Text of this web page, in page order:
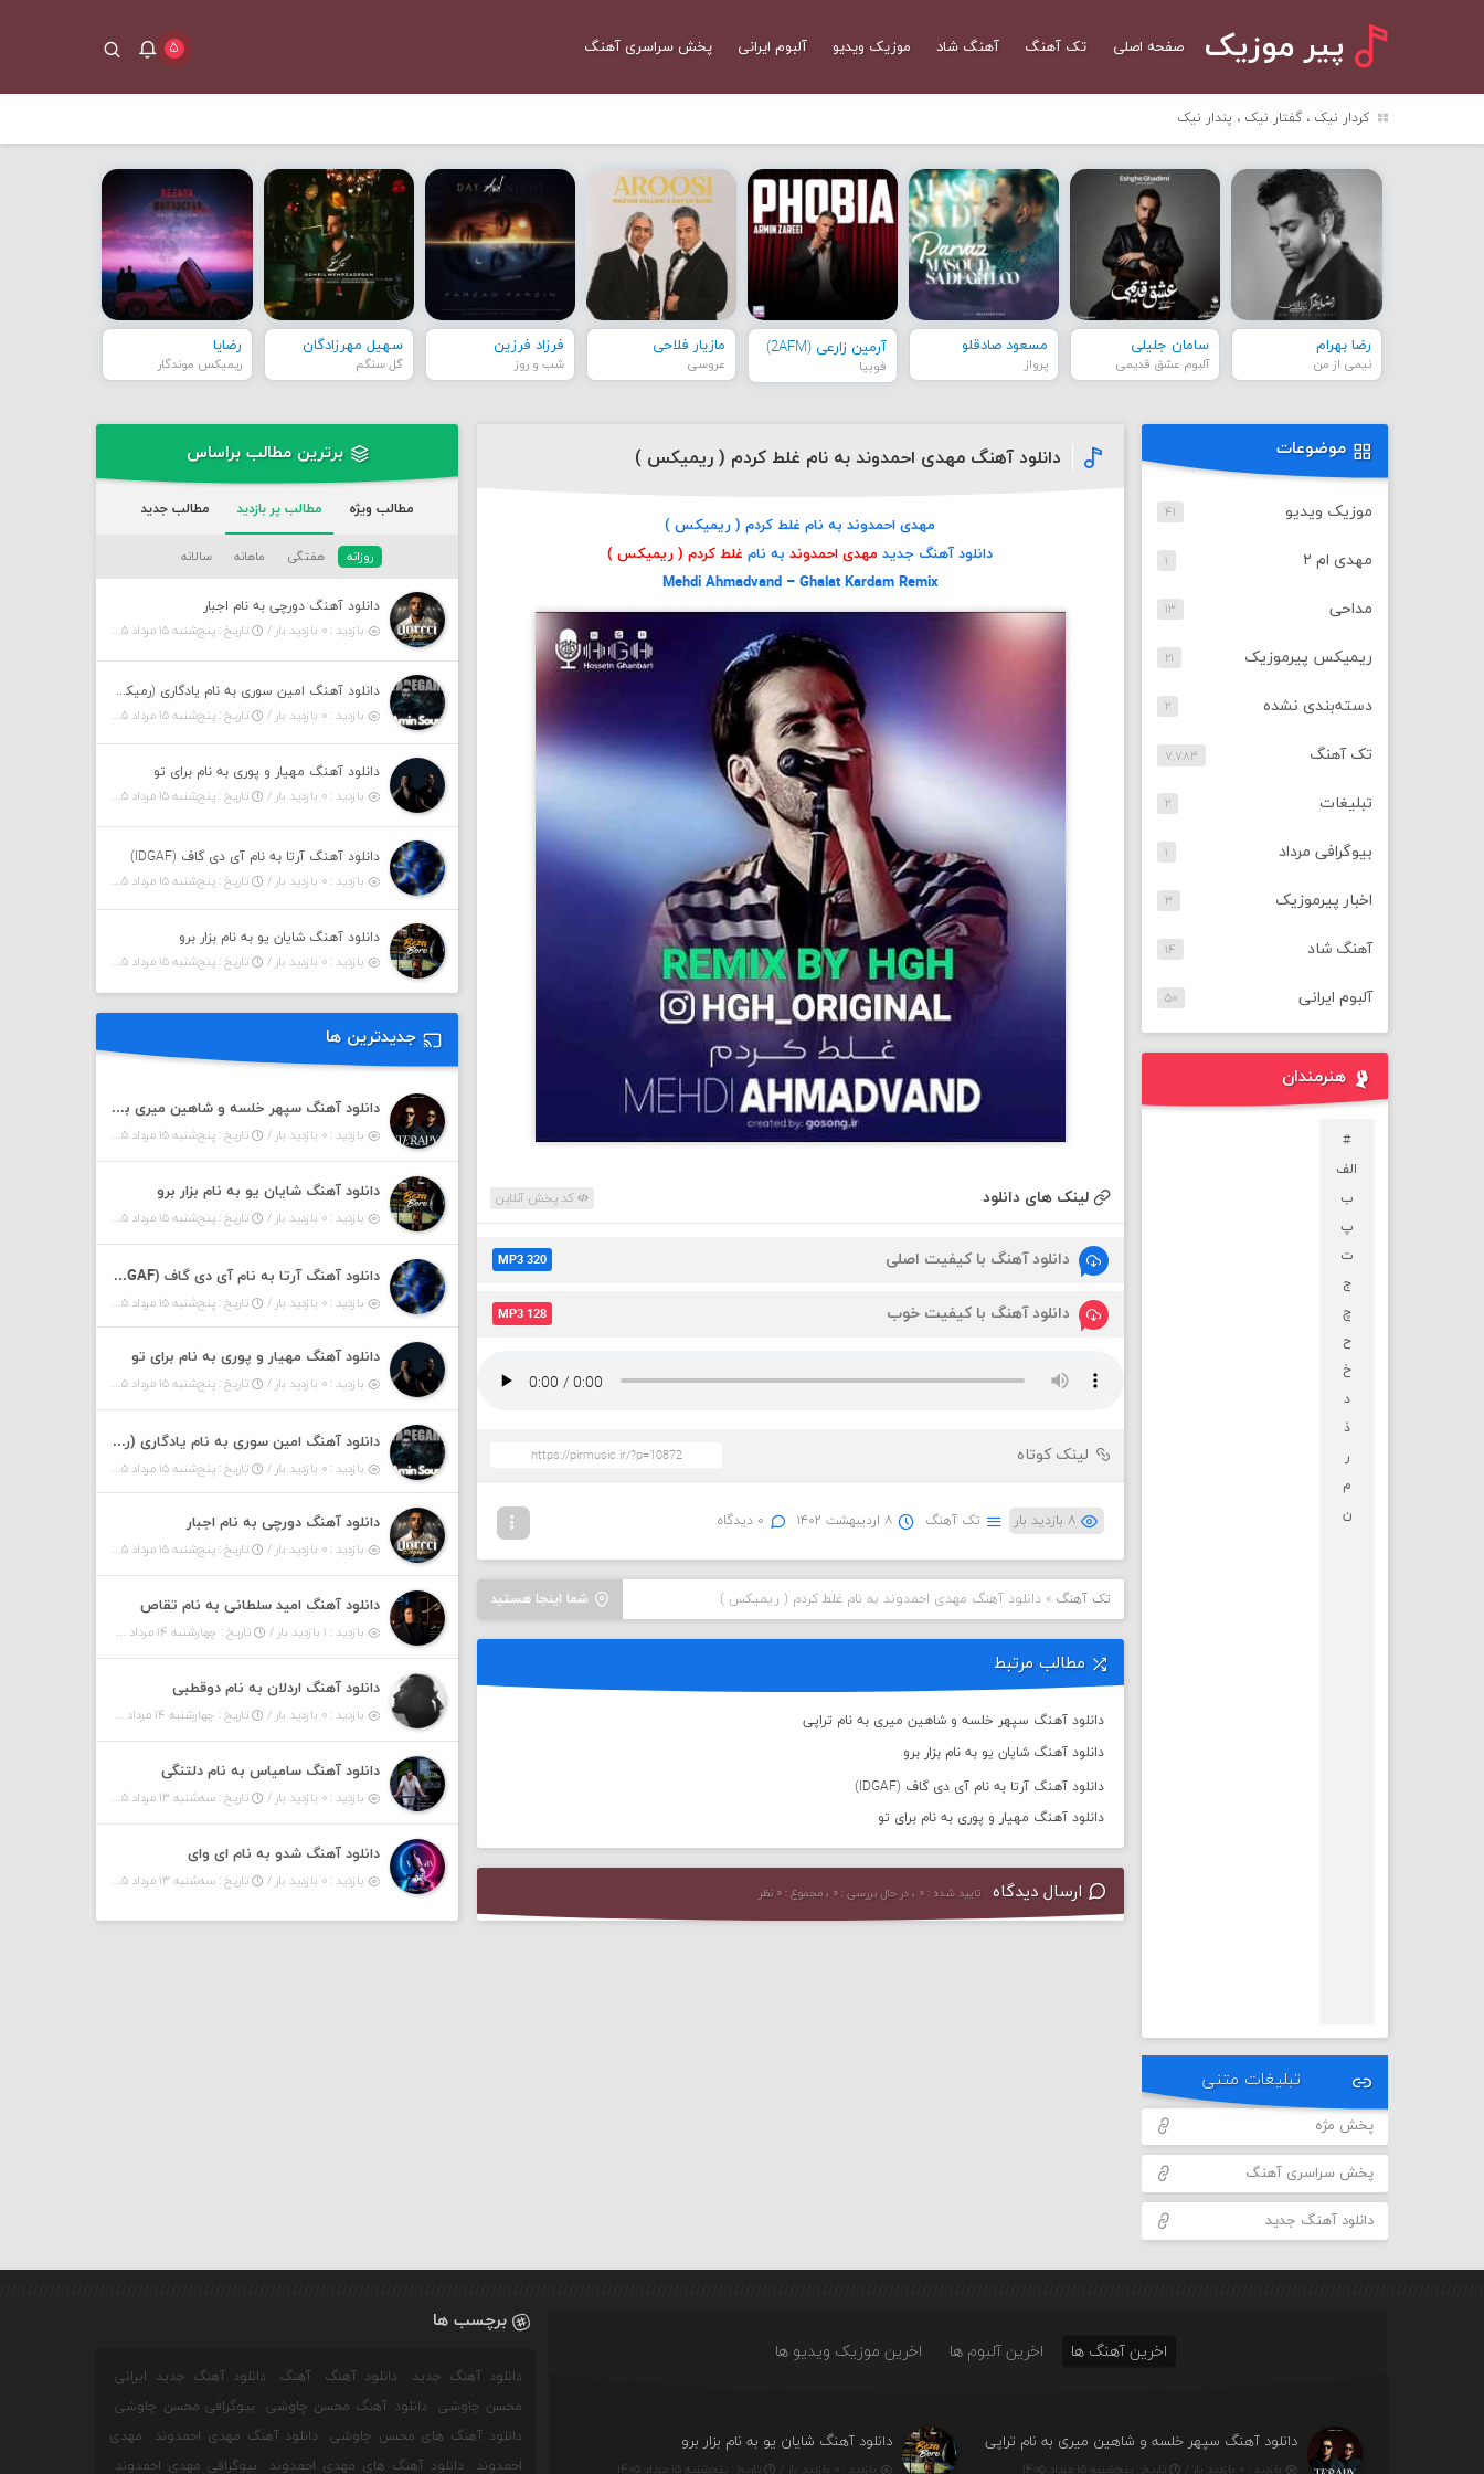
پیر موزیک صفحه اصلی تک آهنگ آهنگ شاد موزیک ویدیو آلبوم ایرانی پخش سراسری آهنگ ۵
کردار نیک ، گفتار نیک ، پندار نیک
رضا بهرام
نیمی از من
سامان جلیلی
آلبوم عشق قدیمی
مسعود صادقلو
پرواز
آرمین زارعی (2AFM)
فوبیا
مازیار فلاحی
عروسی
فرزاد فرزین
شب و روز
سهیل مهرزادگان
گل سنگم
رضایا
ریمیکس موندگار
دانلود آهنگ مهدی احمدوند به نام غلط کردم ( ریمیکس )
مهدی احمدوند به نام غلط کردم ( ریمیکس )
دانلود آهنگ جدیدمهدی احمدوندبه نام غلط کردم ( ریمیکس )
Mehdi Ahmadvand – Ghalat Kardam Remix
لینک های دانلود کد پخش آنلاین
دانلود آهنگ با کیفیت اصلی MP3 320
دانلود آهنگ با کیفیت خوب MP3 128
لینک کوتاه
۸ بازدید بار تک آهنگ ۸ اردیبهشت ۱۴۰۲ ۰ دیدگاه
شما اینجا هستید تک آهنگ »دانلود آهنگ مهدی احمدوند به نام غلط کردم ( ریمیکس )
مطالب مرتبط
دانلود آهنگ سپهر خلسه و شاهین میری به نام تراپی
دانلود آهنگ شایان یو به نام بزار برو
دانلود آهنگ آرتا به نام آی دی گاف (IDGAF)
دانلود آهنگ مهیار و پوری به نام برای تو
ارسال دیدگاه تایید شده : ۰ ، در حال بررسی : ۰ ، مجموع : ۰ نظر
موضوعات
موزیک ویدیو ۴۱
مهدی ام ۲ ۱
مداحی ۱۳
ریمیکس پیرموزیک ۲۱
دسته‌بندی نشده ۲
تک آهنگ ۷,۷۸۳
تبلیغات ۲
بیوگرافی مرداد ۱
اخبار پیرموزیک ۳
آهنگ شاد ۱۴
آلبوم ایرانی ۵۰
هنرمندان
#
الف
ب
پ
ت
ج
چ
ح
خ
د
ذ
ر
م
ن
تبلیغات متنی
پخش مژه
پخش سراسری آهنگ
دانلود آهنگ جدید
برترین مطالب براساس
مطالب ویژه مطالب پر بازدید مطالب جدید
روزانه هفتگی ماهانه سالانه
دانلود آهنگ دورچی به نام اجبار
بازدید : ۰ بازدید بار /
تاریخ : پنج‌شنبه ۱۵ مرداد ۱۴۰۵
دانلود آهنگ امین سوری به نام یادگاری (رمیکس)
بازدید : ۰ بازدید بار /
تاریخ : پنج‌شنبه ۱۵ مرداد ۱۴۰۵
دانلود آهنگ مهیار و پوری به نام برای تو
بازدید : ۰ بازدید بار /
تاریخ : پنج‌شنبه ۱۵ مرداد ۱۴۰۵
دانلود آهنگ آرتا به نام آی دی گاف (IDGAF)
بازدید : ۰ بازدید بار /
تاریخ : پنج‌شنبه ۱۵ مرداد ۱۴۰۵
دانلود آهنگ شایان یو به نام بزار برو
بازدید : ۰ بازدید بار /
تاریخ : پنج‌شنبه ۱۵ مرداد ۱۴۰۵
جدیدترین ها
دانلود آهنگ سپهر خلسه و شاهین میری به نام تراپی
بازدید : ۰ بازدید بار / تاریخ : پنج‌شنبه ۱۵ مرداد ۱۴۰۵
دانلود آهنگ شایان یو به نام بزار برو
بازدید : ۰ بازدید بار / تاریخ : پنج‌شنبه ۱۵ مرداد ۱۴۰۵
دانلود آهنگ آرتا به نام آی دی گاف (IDGAF)
بازدید : ۰ بازدید بار / تاریخ : پنج‌شنبه ۱۵ مرداد ۱۴۰۵
دانلود آهنگ مهیار و پوری به نام برای تو
بازدید : ۰ بازدید بار / تاریخ : پنج‌شنبه ۱۵ مرداد ۱۴۰۵
دانلود آهنگ امین سوری به نام یادگاری (رمیکس)
بازدید : ۰ بازدید بار / تاریخ : پنج‌شنبه ۱۵ مرداد ۱۴۰۵
دانلود آهنگ دورچی به نام اجبار
بازدید : ۰ بازدید بار / تاریخ : پنج‌شنبه ۱۵ مرداد ۱۴۰۵
دانلود آهنگ امید سلطانی به نام تقاص
بازدید : ۱ بازدید بار / تاریخ : چهارشنبه ۱۴ مرداد ۱۴۰۵
دانلود آهنگ اردلان به نام دوقطبی
بازدید : ۰ بازدید بار / تاریخ : چهارشنبه ۱۴ مرداد ۱۴۰۵
دانلود آهنگ سامیاس به نام دلتنگی
بازدید : ۰ بازدید بار / تاریخ : سه‌شنبه ۱۳ مرداد ۱۴۰۵
دانلود آهنگ شدو به نام ای وای
بازدید : ۰ بازدید بار / تاریخ : سه‌شنبه ۱۳ مرداد ۱۴۰۵
اخرین آهنگ ها اخرین آلبوم ها اخرین موزیک ویدیو ها
دانلود آهنگ سپهر خلسه و شاهین میری به نام تراپی
بازدید : ۰ بازدید بار / تاریخ : پنج‌شنبه ۱۵ مرداد ۱۴۰۵
دانلود آهنگ شایان یو به نام بزار برو
بازدید : ۰ بازدید بار / تاریخ : پنج‌شنبه ۱۵ مرداد ۱۴۰۵
برچسب ها
دانلود آهنگ جدید دانلود آهنگ آهنگ
دانلود آهنگ جدید ایرانی
محسن چاوشی
دانلود آهنگ محسن چاوشی
بیوگرافی محسن چاوشی
دانلود آهنگ های محسن چاوشی
دانلود آهنگ مهدی احمدوند
مهدی
احمدوند
دانلود آهنگ های مهدی احمدوند بیوگرافی مهدی احمدوند